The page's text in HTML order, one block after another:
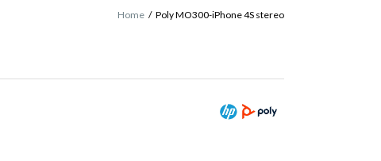
Home / Poly MO300-iPhone 4S stereo